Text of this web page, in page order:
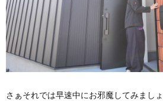
さぁそれでは早速中にお邪魔してみましょ